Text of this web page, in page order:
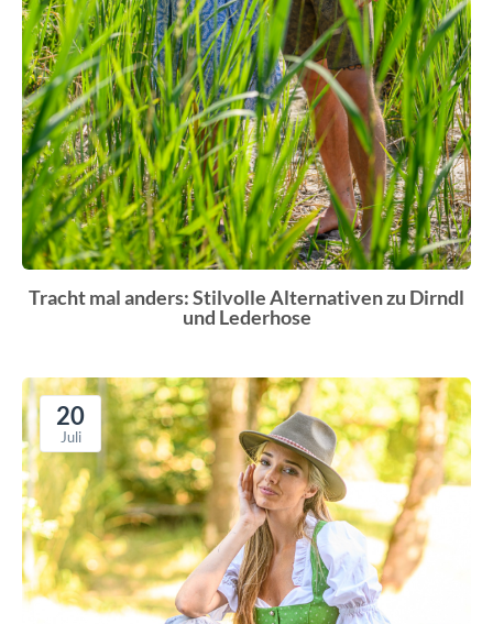
Tracht mal anders: Stilvolle Alternativen zu Dirndl
und Lederhose
20
Juli